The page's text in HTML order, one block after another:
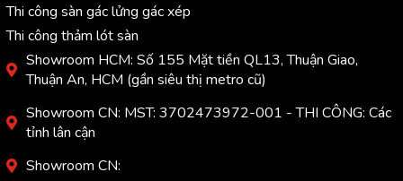
Thi công sàn gác lửng gác xép
Thi công thảm lót sàn
Showroom HCM: Số 155 Mặt tiền QL13, Thuận Giao,
Thuận An, HCM (gần siêu thị metro cũ)
Showroom CN: MST: 3702473972-001 - THI CÔNG: Các
tỉnh lân cận
Showroom CN: